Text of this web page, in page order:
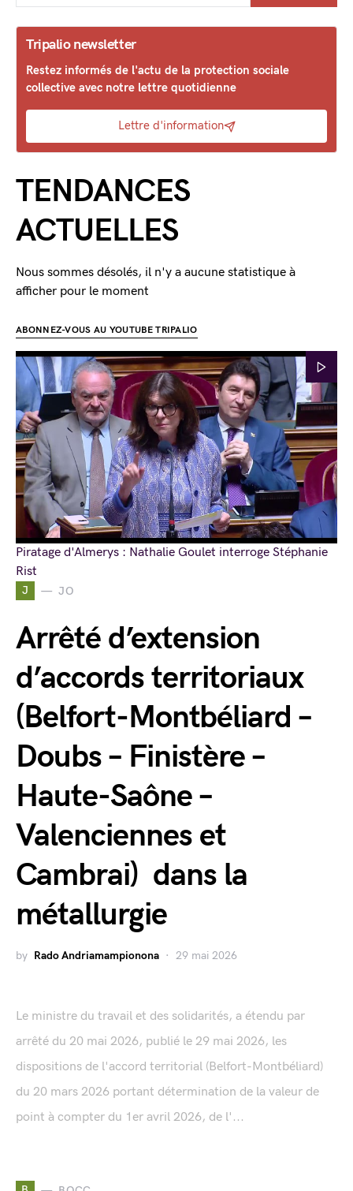
J JO
Arrêté d’extension
d’accords territoriaux
(Belfort-Montbéliard –
Doubs – Finistère –
Haute-Saône –
Valenciennes et
Cambrai) dans la
métallurgie
by Rado Andriamampionona 29 mai 2026
Le ministre du travail et des solidarités, a étendu par
arrêté du 20 mai 2026, publié le 29 mai 2026, les
dispositions de l'accord territorial (Belfort-Montbéliard)
du 20 mars 2026 portant détermination de la valeur de
point à compter du 1er avril 2026, de l'...
Tripalio newsletter
Restez informés de l'actu de la protection sociale
collective avec notre lettre quotidienne
Lettre d'information
TENDANCES
ACTUELLES
Nous sommes désolés, il n'y a aucune statistique à
afficher pour le moment
ABONNEZ-VOUS AU YOUTUBE TRIPALIO
Piratage d'Almerys : Nathalie Goulet interroge Stéphanie
Rist